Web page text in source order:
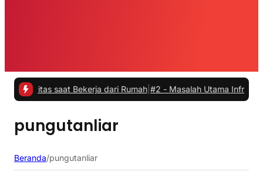
saat Bekerja dari Rumah |#2 -Masalah Utama Infrastruktur
pungutanliar
Beranda/pungutanliar